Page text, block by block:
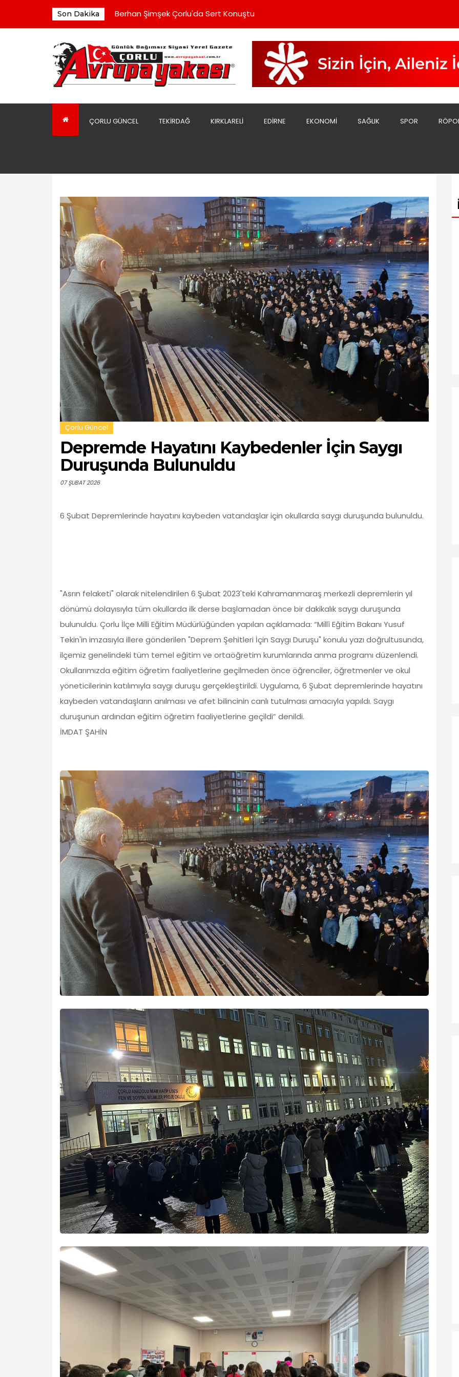
Son Dakika
Berhan Şimşek Çorlu'da Sert Konuştu
Kaldırımın Kirli Görüntüsü Tepki Çekiyor
Çorluspor 1947 Yönetimi Toplu Olarak Görevi Bıraktı
Ergene Yarı Olimpik Yüzme Havuzu Yoğun İlgi Görüyor
Berhan Şimşek Çorlu'da Sert Konuştu
ÇORLU GÜNCEL TEKIRDAĞ KIRKLARELI EDIRNE EKONOMI SAĞLIK SPOR
Çorlu Güncel
Depremde Hayatını Kaybedenler İçin Saygı
Duruşunda Bulunuldu
07 ŞUBAT 2026
6 Şubat Depremlerinde hayatını kaybeden vatandaşlar için okullarda saygı duruşunda bulunuldu.
"Asrın felaketi" olarak nitelendirilen 6 Şubat 2023'teki Kahramanmaraş merkezli depremlerin yıl
dönümü dolayısıyla tüm okullarda ilk derse başlamadan önce bir dakikalık saygı duruşunda
bulunuldu. Çorlu İlçe Milli Eğitim Müdürlüğünden yapılan açıklamada: “Millî Eğitim Bakanı Yusuf
Tekin'in imzasıyla illere gönderilen "Deprem Şehitleri İçin Saygı Duruşu" konulu yazı doğrultusunda,
ilçemiz genelindeki tüm temel eğitim ve ortaöğretim kurumlarında anma programı düzenlendi.
Okullarımızda eğitim öğretim faaliyetlerine geçilmeden önce öğrenciler, öğretmenler ve okul
yöneticilerinin katılımıyla saygı duruşu gerçekleştirildi. Uygulama, 6 Şubat depremlerinde hayatını
kaybeden vatandaşların anılması ve afet bilincinin canlı tutulması amacıyla yapıldı. Saygı
duruşunun ardından eğitim öğretim faaliyetlerine geçildi” denildi.
İMDAT ŞAHİN